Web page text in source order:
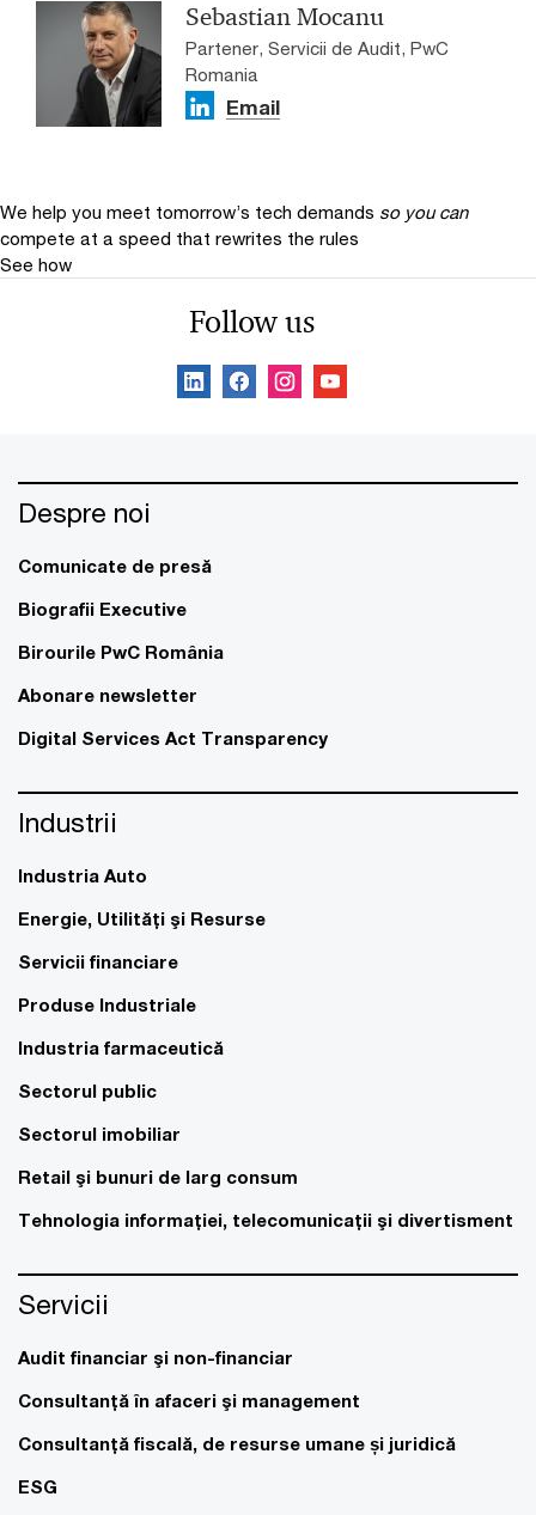
Sebastian Mocanu
Partener, Servicii de Audit, PwC
Romania
Email
We help you meet tomorrow’s tech demands so you can
compete at a speed that rewrites the rules
See how
Follow us
Despre noi
Comunicate de presă
Biografii Executive
Birourile PwC România
Abonare newsletter
Digital Services Act Transparency
Industrii
Industria Auto
Energie, Utilităţi şi Resurse
Servicii financiare
Produse Industriale
Industria farmaceutică
Sectorul public
Sectorul imobiliar
Retail şi bunuri de larg consum
Tehnologia informaţiei, telecomunicaţii şi divertisment
Servicii
Audit financiar şi non-financiar
Consultanţă în afaceri şi management
Consultanţă fiscală, de resurse umane și juridică
ESG